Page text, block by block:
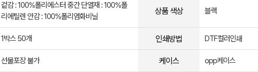
겉감 : 100%폴리에스터 중간 단열재 : 100%폴
리에틸렌 안감 : 100%폴리염화비닐
상품 색상 블랙
1박스 50개 인쇄방법 DTF컬러인쇄
선물포장 불가 케이스 opp케이스